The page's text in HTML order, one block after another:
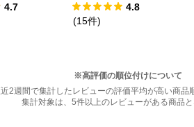
4.7
4.8
(15件)
※高評価の順位付けについて
2週間で集計したレビューの評価平均が高い商品
集計対象は、5件以上のレビューがある商品と